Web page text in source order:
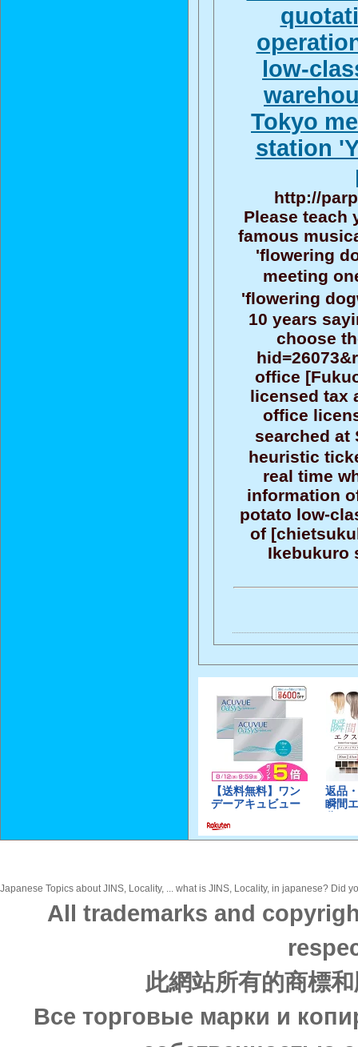
low-
Tokyo
station
http://
Please teach
famous
'flowering
meeting
'flowering
10 years
choose
office
licensed tax
office
searched at
heuristic
real time
information
potato low-
of
Ikebukuro
Japanese Topics about JINS, Locality, ... what is JINS, Locality, in japanese? Did
All trademarks and
此網站所有的商標
Все торговые марки и